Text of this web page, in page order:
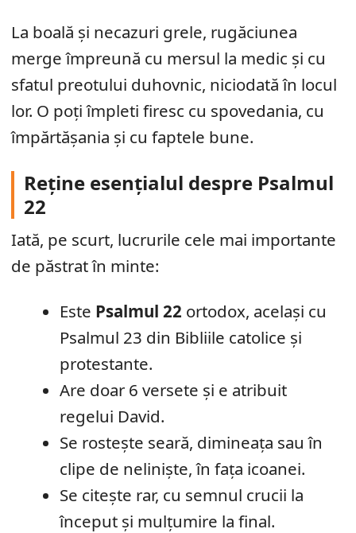
La boală și necazuri grele, rugăciunea
merge împreună cu mersul la medic și cu
sfatul preotului duhovnic, niciodată în locul
lor. O poți împleti firesc cu spovedania, cu
împărtășania și cu faptele bune.
Reține esențialul despre Psalmul
22
Iată, pe scurt, lucrurile cele mai importante
de păstrat în minte:
Este Psalmul 22 ortodox, același cu
Psalmul 23 din Bibliile catolice și
protestante.
Are doar 6 versete și e atribuit
regelui David.
Se rostește seară, dimineața sau în
clipe de neliniște, în fața icoanei.
Se citește rar, cu semnul crucii la
început și mulțumire la final.